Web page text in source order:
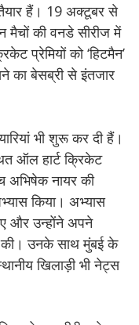
हैं। 19 अक्टूबर से
मैचों की वनडे सीरीज में
प्रेमियों को ‘हिटमैन’
का बेसब्री से इंतजार
भी शुरू कर दी हैं।
ऑल हार्ट क्रिकेट
अभिषेक नायर की
किया। अभ्यास
और उन्होंने अपने
की। उनके साथ मुंबई के
खिलाड़ी भी नेट्स